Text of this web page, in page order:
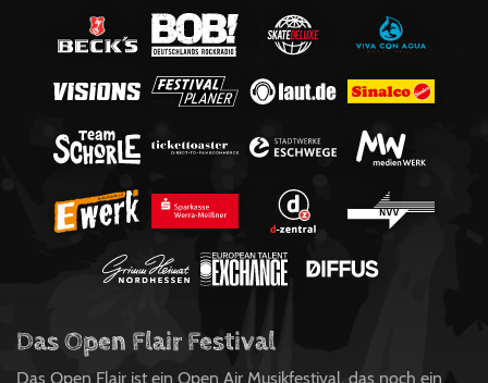
Das Open Flair Festival
Das Open Flair ist ein Open Air Musikfestival, das noch ein